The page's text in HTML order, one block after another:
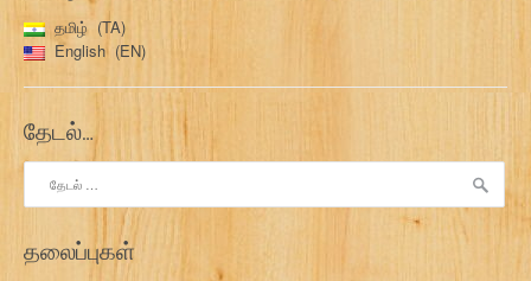
தமிழ்
TA
English
EN
தேடல்…
தேடு:
தலைப்புகள்